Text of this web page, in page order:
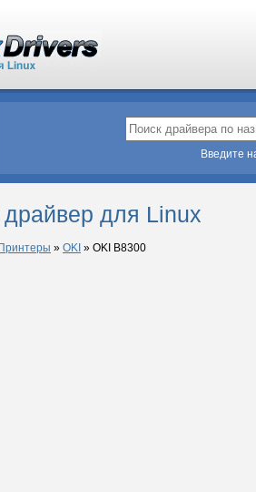
Введите
для Linux
Принтеры » OKI » OKI B8300